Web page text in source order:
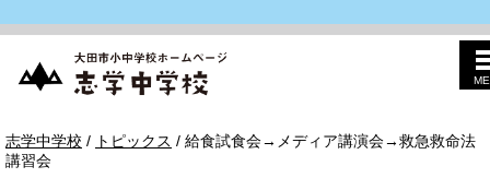
学
中
現
在
志学中学校 / トピックス / 給食試食会→メディア講演会→救急救命法
講習会